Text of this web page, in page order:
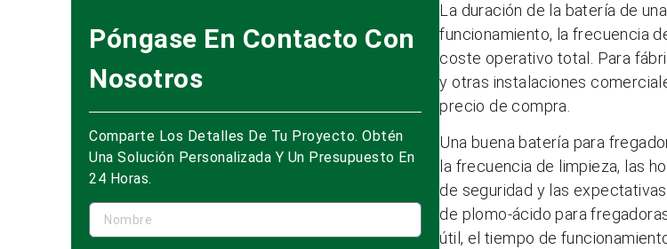
Póngase En Contacto Con
Nosotros
Comparte Los Detalles De Tu Proyecto. Obtén
Una Solución Personalizada Y Un Presupuesto En
24 Horas.
La duración de la batería de
funcionamiento, la frecuencia
coste operativo total. Para
y otras instalaciones
precio de compra.
Una buena batería para
la frecuencia de limpieza, las
de seguridad y las
de plomo-ácido para
útil, el tiempo de